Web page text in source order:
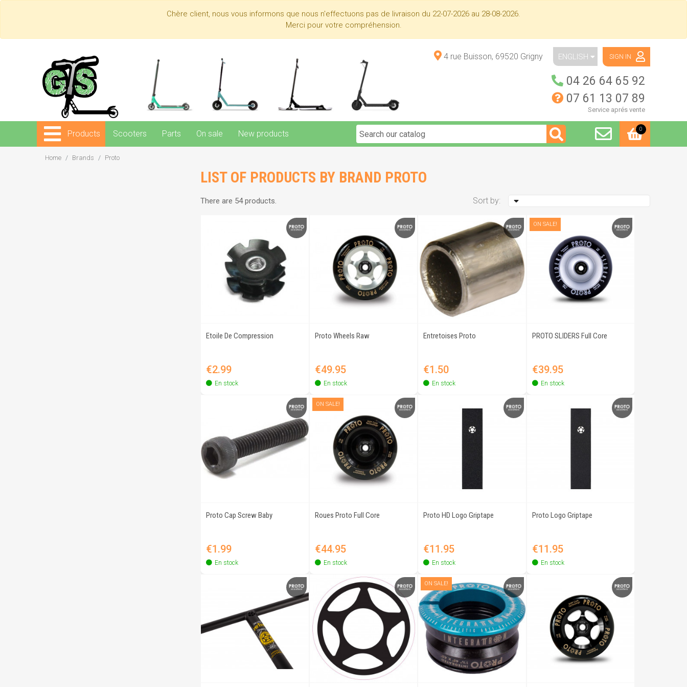
Chère client, nous vous informons que nous n'effectuons pas de livraison du 22-07-2026 au 28-08-2026.
Merci pour votre compréhension.
4 rue Buisson, 69520 Grigny ENGLISH SIGN IN
04 26 64 65 92
07 61 13 07 89
Service aprés vente
Products Scooters Parts On sale New products 0
Home Brands Proto
LIST OF PRODUCTS BY BRAND PROTO
There are 54 products. Sort by:
Etoile De Compression
Price
€2.99
En stock
Proto Wheels Raw
Price
€49.95
En stock
Entretoises Proto
Price
€1.50
En stock
ON SALE!
PROTO SLIDERS Full Core
Price
€39.95
En stock
Proto Cap Screw Baby
Price
€1.99
En stock
ON SALE!
Roues Proto Full Core
Price
€44.95
En stock
Proto HD Logo Griptape
Price
€11.95
En stock
Proto Logo Griptape
Price
€11.95
En stock
ON SALE!